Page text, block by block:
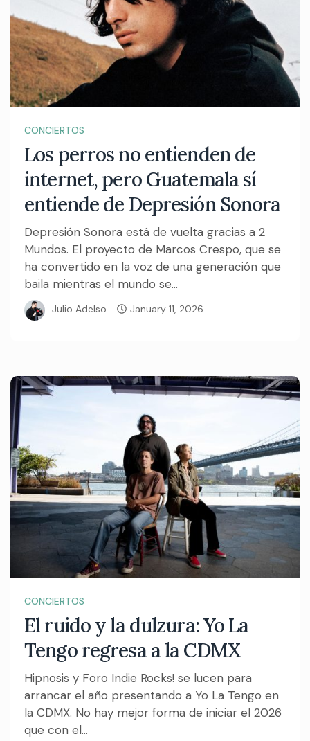
CONCIERTOS
Los perros no entienden de
internet, pero Guatemala sí
entiende de Depresión Sonora
Depresión Sonora está de vuelta gracias a 2
Mundos. El proyecto de Marcos Crespo, que se
ha convertido en la voz de una generación que
baila mientras el mundo se...
Julio Adelso January 11, 2026
CONCIERTOS
El ruido y la dulzura: Yo La
Tengo regresa a la CDMX
Hipnosis y Foro Indie Rocks! se lucen para
arrancar el año presentando a Yo La Tengo en
la CDMX. No hay mejor forma de iniciar el 2026
que con el...